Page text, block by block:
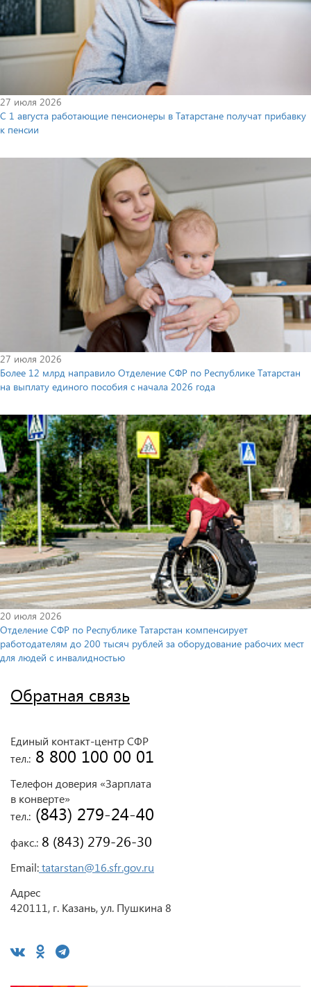
27 июля 2026
С 1 августа работающие пенсионеры в Татарстане получат прибавку
к пенсии
27 июля 2026
Более 12 млрд направило Отделение СФР по Республике Татарстан
на выплату единого пособия с начала 2026 года
20 июля 2026
Отделение СФР по Республике Татарстан компенсирует
работодателям до 200 тысяч рублей за оборудование рабочих мест
для людей с инвалидностью
Обратная связь
Единый контакт-центр СФР
тел.: 8 800 100 00 01
Телефон доверия «Зарплата
в конверте»
тел.: (843) 279-24-40
факс.: 8 (843) 279-26-30
Email:tatarstan@16.sfr.gov.ru
Адрес
420111, г. Казань, ул. Пушкина 8